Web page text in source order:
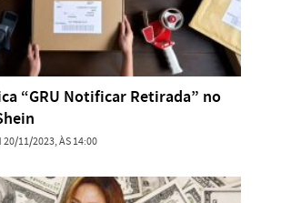
“GRU Notificar Retirada” no
20/11/2023, ÀS 14:00